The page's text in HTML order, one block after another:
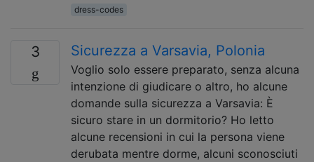
dress-codes
3 Sicurezza a Varsavia, Polonia
Voglio solo essere preparato, senza alcuna
intenzione di giudicare o altro, ho alcune
domande sulla sicurezza a Varsavia: È
sicuro stare in un dormitorio? Ho letto
alcune recensioni in cui la persona viene
derubata mentre dorme, alcuni sconosciuti